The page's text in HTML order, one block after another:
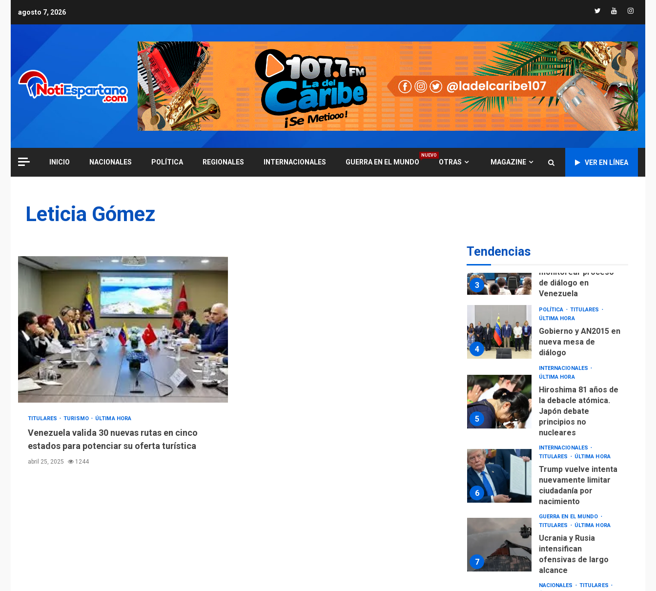
agosto 7, 2026 TwitterYoutube
INICIO NACIONALES POLÍTICA REGIONALES INTERNACIONALES GUERRA EN EL MUNDO
NUEVO
OTRAS MAGAZINE VER EN LÍNEA
Leticia Gómez
TITULARES TURISMO ÚLTIMA HORA
Venezuela valida 30 nuevas rutas en cinco
estados para potenciar su oferta turística
abril 25, 2025 1244
Tendencias
7
GUERRA EN EL MUNDO
Ucrania y Rusia
intensifican
ofensivas de largo
alcance
NACIONALES
TITULARES
ÚLTIMA HORA
Instalan carpas
metálicas como
terminales
Aeropuerto de
3
monitorear proceso
de diálogo en
Venezuela
4
POLÍTICA
TITULARES
ÚLTIMA HORA
Gobierno y AN2015 en
nueva mesa de
diálogo
5
INTERNACIONALES
ÚLTIMA HORA
Hiroshima 81 años de
la debacle atómica.
Japón debate
principios no
nucleares
6
INTERNACIONALES
TITULARES
ÚLTIMA HORA
Trump vuelve intenta
nuevamente limitar
ciudadanía por
nacimiento
7
GUERRA EN EL MUNDO
TITULARES
ÚLTIMA HORA
Ucrania y Rusia
intensifican
ofensivas de largo
alcance
NACIONALES
TITULARES